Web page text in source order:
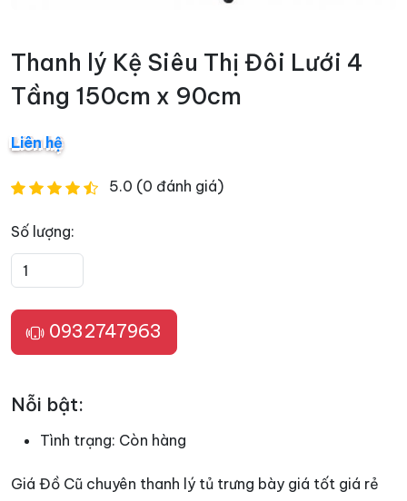
Thanh lý Kệ Siêu Thị Đôi Lưới 4
Tầng 150cm x 90cm
Liên hệ
5.0 (0 đánh giá)
Số lượng:
0932747963
Nỗi bật:
Tình trạng: Còn hàng
Giá Đồ Cũ chuyên thanh lý tủ trưng bày giá tốt giá rẻ